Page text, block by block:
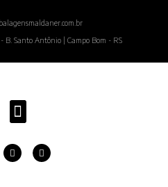
B. Santo Antônio | Campo Bom - RS